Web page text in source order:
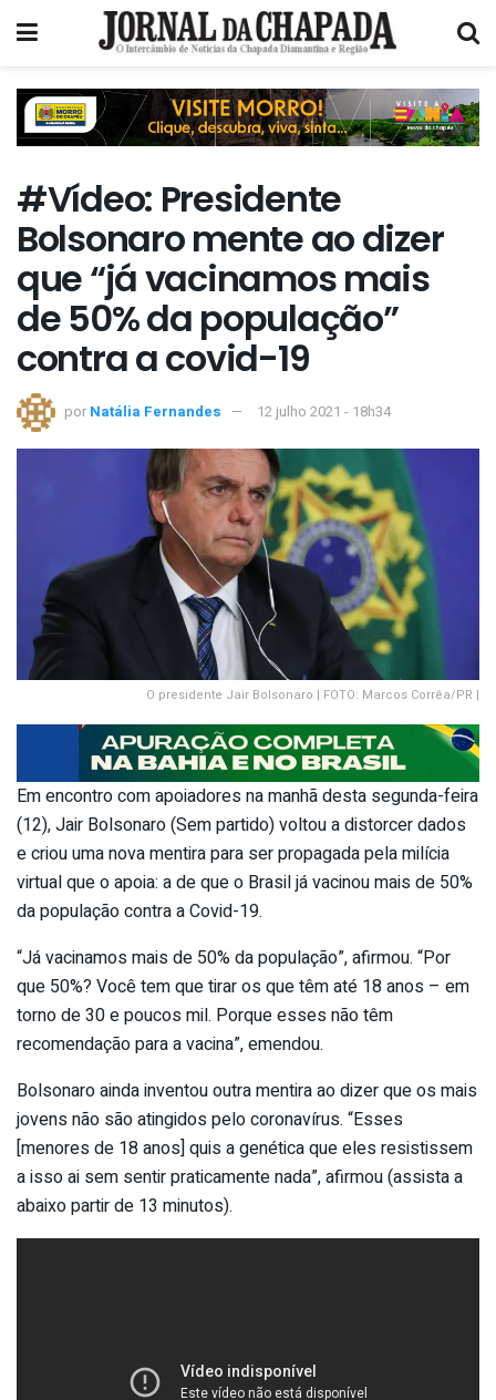
#Vídeo: Presidente
Bolsonaro mente ao dizer
que “já vacinamos mais
de 50% da população”
contra a covid-19
por Natália Fernandes 12 julho 2021 - 18h34
O presidente Jair Bolsonaro | FOTO: Marcos Corrêa/PR |
Em encontro com apoiadores na manhã desta segunda-feira
(12), Jair Bolsonaro (Sem partido) voltou a distorcer dados
e criou uma nova mentira para ser propagada pela milícia
virtual que o apoia: a de que o Brasil já vacinou mais de 50%
da população contra a Covid-19.
“Já vacinamos mais de 50% da população”, afirmou. “Por
que 50%? Você tem que tirar os que têm até 18 anos – em
torno de 30 e poucos mil. Porque esses não têm
recomendação para a vacina”, emendou.
Bolsonaro ainda inventou outra mentira ao dizer que os mais
jovens não são atingidos pelo coronavírus. “Esses
[menores de 18 anos] quis a genética que eles resistissem
a isso ai sem sentir praticamente nada”, afirmou (assista a
abaixo partir de 13 minutos).